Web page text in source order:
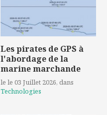
Les pirates de GPS à
l'abordage de la
marine marchande
le le 03 Juillet 2026, dans
Technologies